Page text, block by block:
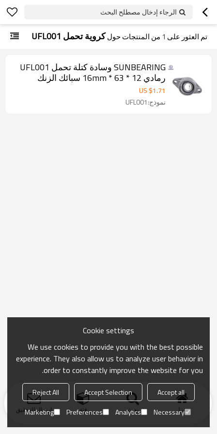
الرجاء إدخال مصطلح البحث
تم العثور على 1 من المنتجات حولكروية تحمل UFL001
SUNBEARING وسادة كتلة تحمل UFL001
رمادي 12 * 63 * 16mm سبائك الزنك
US $1.71
نموذج:UFL001
منزل بحث فئة ارسال التحقيق
Cookie settings
We use cookies to provide you with the best possible
experience. They also allow us to analyze user behavior in
order to constantly improve the website for you.
Accept all
Accept Selection
Reject All
Necessary
Analytics
Preferences
Marketing